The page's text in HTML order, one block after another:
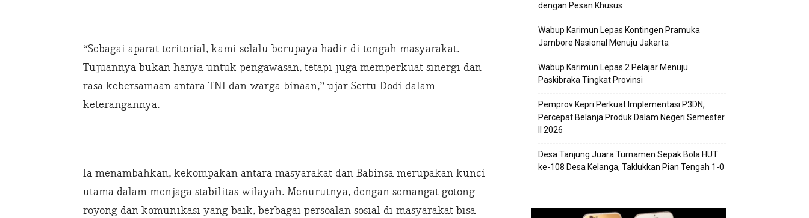
“Sebagai aparat teritorial, kami selalu berupaya hadir di tengah masyarakat.
Tujuannya bukan hanya untuk pengawasan, tetapi juga memperkuat sinergi dan
rasa kebersamaan antara TNI dan warga binaan,” ujar Sertu Dodi dalam
keterangannya.
Ia menambahkan, kekompakan antara masyarakat dan Babinsa merupakan kunci
utama dalam menjaga stabilitas wilayah. Menurutnya, dengan semangat gotong
royong dan komunikasi yang baik, berbagai persoalan sosial di masyarakat bisa
dengan Pesan Khusus
Wabup Karimun Lepas Kontingen Pramuka
Jambore Nasional Menuju Jakarta
Wabup Karimun Lepas 2 Pelajar Menuju
Paskibraka Tingkat Provinsi
Pemprov Kepri Perkuat Implementasi P3DN,
Percepat Belanja Produk Dalam Negeri Semester
II 2026
Desa Tanjung Juara Turnamen Sepak Bola HUT
ke-108 Desa Kelanga, Taklukkan Pian Tengah 1-0